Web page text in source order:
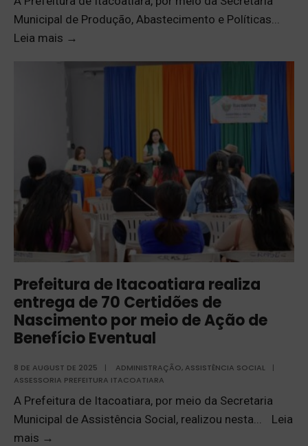
Municipal de Produção, Abastecimento e Políticas...
Leia mais →
Prefeitura de Itacoatiara realiza
entrega de 70 Certidões de
Nascimento por meio de Ação de
Benefício Eventual
8 DE AUGUST DE 2025 | ADMINISTRAÇÃO, ASSISTÊNCIA SOCIAL
|
ASSESSORIA PREFEITURA ITACOATIARA
A Prefeitura de Itacoatiara, por meio da Secretaria
Municipal de Assistência Social, realizou nesta
Leia
mais →